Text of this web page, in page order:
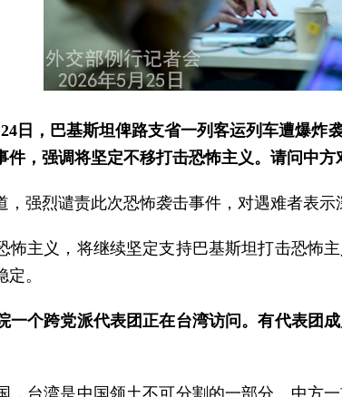
日，巴基斯坦俾路支省一列客运列车遭爆
，强调将坚定不移打击恐怖主义。请问中方
强烈谴责此次恐怖袭击事件，对遇难者表示
怖主义，将继续坚定支持巴基斯坦打击恐怖
。
一个跨党派代表团正在台湾访问。有代表团
，台湾是中国领土不可分割的一部分。中方